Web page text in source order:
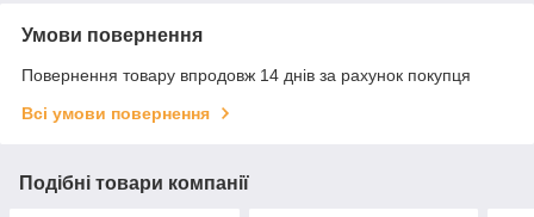
Умови повернення
Повернення товару впродовж 14 днів за рахунок покупця
Всі умови повернення
Подібні товари компанії